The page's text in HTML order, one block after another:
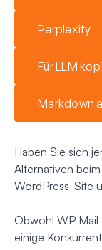
Perplexity
Für LLM
Markdown
Haben Sie sich
Alternativen
WordPress-Site
Obwohl WP Mail
einige